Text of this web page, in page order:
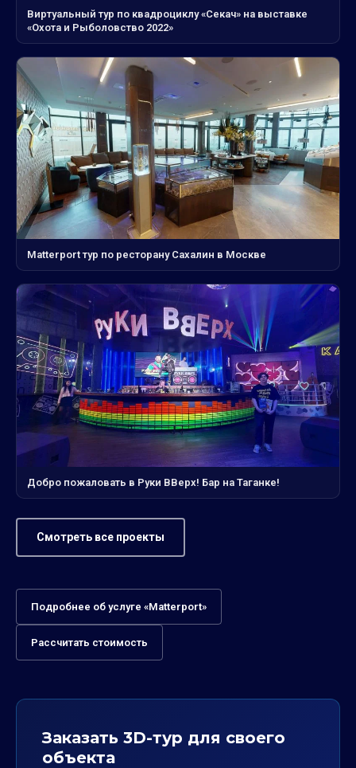
Виртуальный тур по квадроциклу «Секач» на выставке
«Охота и Рыболовство 2022»
Matterport тур по ресторану Сахалин в Москве
Добро пожаловать в Руки ВВерх! Бар на Таганке!
Смотреть все проекты
Подробнее об услуге «Matterport»
Рассчитать стоимость
Заказать 3D-тур для своего
объекта